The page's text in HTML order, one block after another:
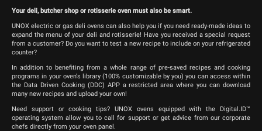
Your deli, butcher shop or rotisserie oven must also be smart.
UNOX electric or gas deli ovens can also help you if you need ready-made ideas to
expand the menu of your deli and rotisserie! Have you received a special request
from a customer? Do you want to test a new recipe to include on your refrigerated
counter?
In addition to benefiting from a whole range of pre-saved recipes and cooking
programs in your oven's library (100% customizable by you) you can access within
the Data Driven Cooking (DDC) APP a restricted area where you can download
many new recipes and upload your own!
Need support or cooking tips? UNOX ovens equipped with the Digital.ID™
operating system allow you to call for support or get advice from our corporate
chefs directly from your oven panel.